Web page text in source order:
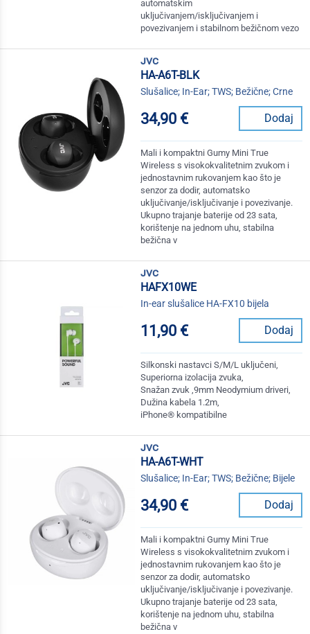
automatskim
uključivanjem/isključivanjem i
povezivanjem i stabilnom bežičnom vezo
jvc
HA-A6T-BLK
Slušalice; In-Ear; TWS; Bežične; Crne
34,90 € Dodaj
Mali i kompaktni Gumy Mini True
Wireless s visokokvalitetnim zvukom i
jednostavnim rukovanjem kao što je
senzor za dodir, automatsko
uključivanje/isključivanje i povezivanje.
Ukupno trajanje baterije od 23 sata,
korištenje na jednom uhu, stabilna
bežična v
jvc
HAFX10WE
In-ear slušalice HA-FX10 bijela
11,90 € Dodaj
Silkonski nastavci S/M/L uključeni,
Superiorna izolacija zvuka,
Snažan zvuk ,9mm Neodymium driveri,
Dužina kabela 1.2m,
iPhone® kompatibilne
jvc
HA-A6T-WHT
Slušalice; In-Ear; TWS; Bežične; Bijele
34,90 € Dodaj
Mali i kompaktni Gumy Mini True
Wireless s visokokvalitetnim zvukom i
jednostavnim rukovanjem kao što je
senzor za dodir, automatsko
uključivanje/isključivanje i povezivanje.
Ukupno trajanje baterije od 23 sata,
korištenje na jednom uhu, stabilna
bežična v